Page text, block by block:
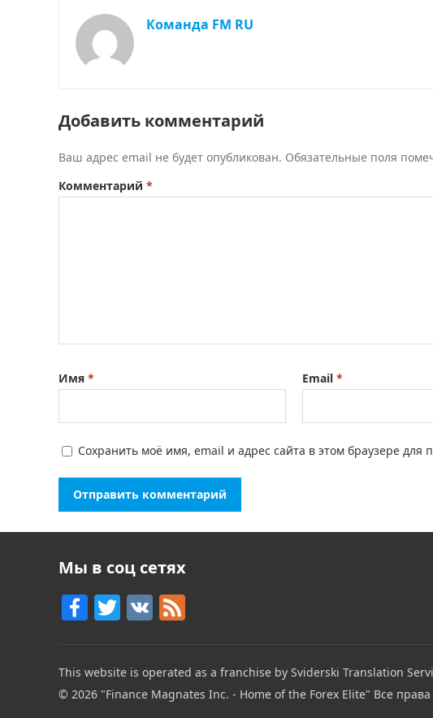
Команда FM RU
Добавить комментарий
Ваш адрес email не будет опубликован. Обязательные поля
Комментарий *
Имя * Email *
Сохранить моё имя, email и адрес сайта в этом браузере
Мы в соц сетях
F
e
T
itt
er
V
e
d
This website is operated as a franchise by Sviderski Translation
© 2026 "Finance Magnates Inc. - Home of the Forex Elite" Все